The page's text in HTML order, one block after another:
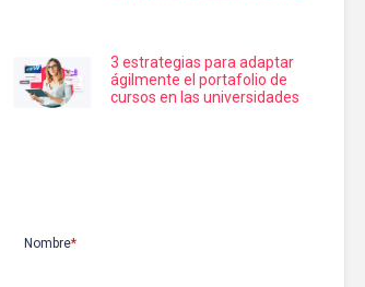
3 estrategias para adaptar
ágilmente el portafolio de
cursos en las universidades
Nombre*